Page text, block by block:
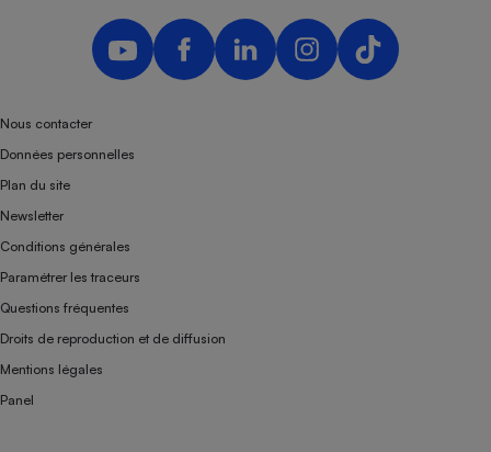
Nous contacter
Données personnelles
Plan du site
Newsletter
Conditions générales
Paramétrer les traceurs
Questions fréquentes
Droits de reproduction et de diffusion
Mentions légales
Panel